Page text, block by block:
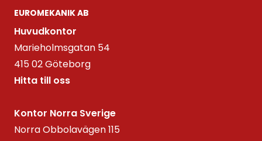
EUROMEKANIK AB
Huvudkontor
Marieholmsgatan 54
415 02 Göteborg
Hitta till oss
Kontor Norra Sverige
Norra Obbolavägen 115